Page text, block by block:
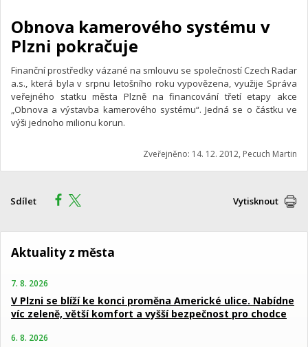
Obnova kamerového systému v
Plzni pokračuje
Finanční prostředky vázané na smlouvu se společností Czech Radar
a.s., která byla v srpnu letošního roku vypovězena, využije Správa
veřejného statku města Plzně na financování třetí etapy akce
„Obnova a výstavba kamerového systému“. Jedná se o částku ve
výši jednoho milionu korun.
Zveřejněno: 14. 12. 2012, Pecuch Martin
Sdílet Vytisknout
Aktuality z města
7. 8. 2026
V Plzni se blíží ke konci proměna Americké ulice. Nabídne
víc zeleně, větší komfort a vyšší bezpečnost pro chodce
6. 8. 2026